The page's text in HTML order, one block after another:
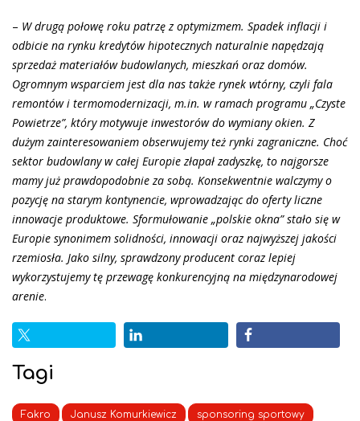
– W drugą połowę roku patrzę z optymizmem. Spadek inflacji i
odbicie na rynku kredytów hipotecznych naturalnie napędzają
sprzedaż materiałów budowlanych, mieszkań oraz domów.
Ogromnym wsparciem jest dla nas także rynek wtórny, czyli fala
remontów i termomodernizacji, m.in. w ramach programu „Czyste
Powietrze”, który motywuje inwestorów do wymiany okien. Z
dużym zainteresowaniem obserwujemy też rynki zagraniczne. Choć
sektor budowlany w całej Europie złapał zadyszkę, to najgorsze
mamy już prawdopodobnie za sobą. Konsekwentnie walczymy o
pozycję na starym kontynencie, wprowadzając do oferty liczne
innowacje produktowe. Sformułowanie „polskie okna” stało się w
Europie synonimem solidności, innowacji oraz najwyższej jakości
rzemiosła. Jako silny, sprawdzony producent coraz lepiej
wykorzystujemy tę przewagę konkurencyjną na międzynarodowej
arenie.
Tagi
Fakro Janusz Komurkiewicz sponsoring sportowy